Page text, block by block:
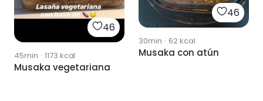
46
45min · 1173 kcal
Musaka vegetariana
46
30min · 62kcal
Musaka con atún